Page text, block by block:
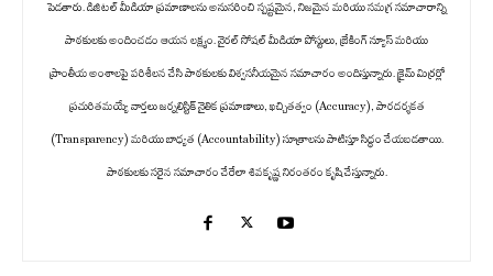
పెడతారు. డిజిటల్ మీడియా ప్రమాణాలను అనుసరించి స్పష్టమైన, నిజమైన మరియు సమగ్ర సమాచారాన్ని
పాఠకులకు అందించడం ఆయన లక్ష్యం. వైరల్ సోషల్ మీడియా పోస్టులు, బ్రేకింగ్ న్యూస్ మరియు
ప్రాంతీయ అంశాలపై పరిశీలన చేసి పాఠకులకు విశ్వసనీయమైన సమాచారం అందిస్తున్నారు. క్రైమ్ మిర్రర్లో
ప్రచురితమయ్యే వార్తలు జర్నలిస్టిక్ నైతిక ప్రమాణాలు, ఖచ్చితత్వం (Accuracy), పారదర్శకత
(Transparency) మరియు బాధ్యత (Accountability) సూత్రాలను పాటిస్తూ సిద్ధం చేయబడతాయి.
పాఠకులకు సరైన సమాచారం చేరేలా శివకృష్ణ నిరంతరం కృషి చేస్తున్నారు.